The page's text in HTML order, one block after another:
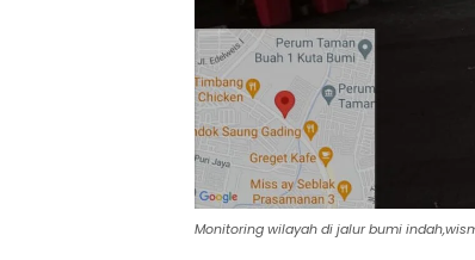
Monitoring wilayah di jalur bumi